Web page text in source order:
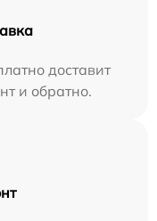
доставит
и обратно.